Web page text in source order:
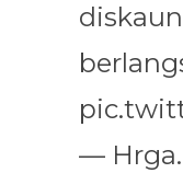
—